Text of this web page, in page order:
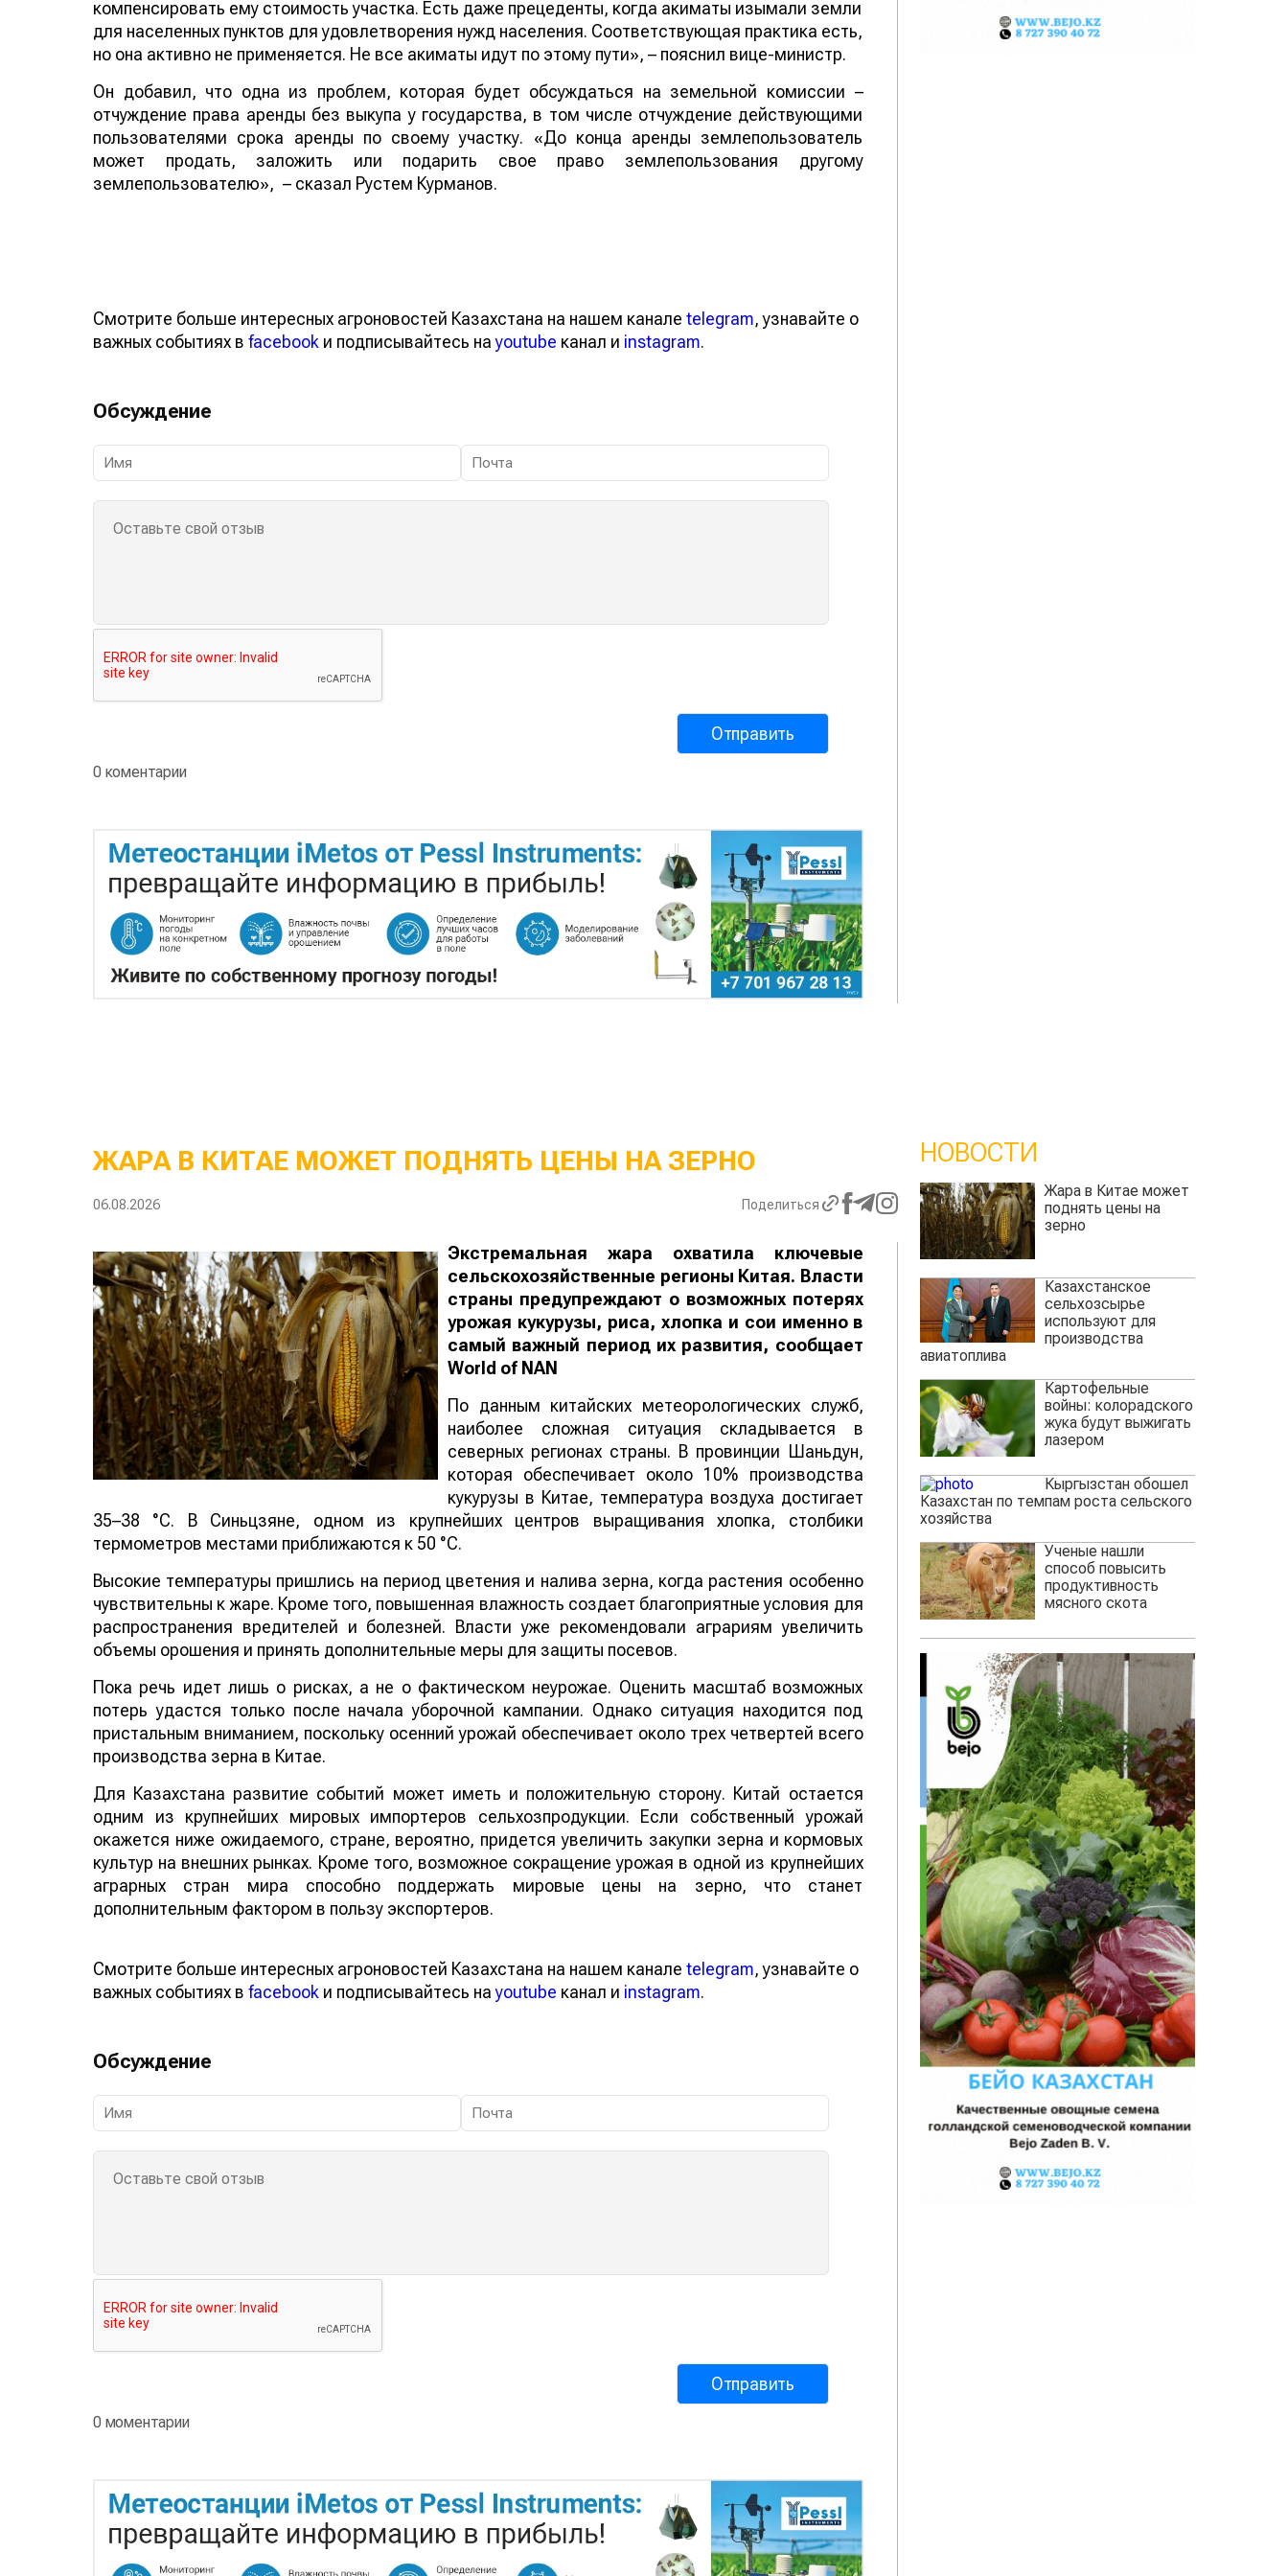
компенсировать ему стоимость участка. Есть даже прецеденты, когда акиматы изымали земли
для населенных пунктов для удовлетворения нужд населения. Соответствующая практика есть,
но она активно не применяется. Не все акиматы идут по этому пути», – пояснил вице-министр.
Он добавил, что одна из проблем, которая будет обсуждаться на земельной комиссии –
отчуждение права аренды без выкупа у государства, в том числе отчуждение действующими
пользователями срока аренды по своему участку. «До конца аренды землепользователь
может продать, заложить или подарить свое право землепользования другому
землепользователю», – сказал Рустем Курманов.
Смотрите больше интересных агроновостей Казахстана на нашем канале telegram, узнавайте о
важных событиях в facebook и подписывайтесь наyoutube канал и instagram.
Обсуждение
0 коментарии
ЖАРА В КИТАЕ МОЖЕТ ПОДНЯТЬ ЦЕНЫ НА ЗЕРНО
06.08.2026 Поделиться
Экстремальная жара охватила ключевые
сельскохозяйственные регионы Китая. Власти
страны предупреждают о возможных потерях
урожая кукурузы, риса, хлопка и сои именно в
самый важный период их развития, сообщает
World of NAN
По данным китайских метеорологических служб,
наиболее сложная ситуация складывается в
северных регионах страны. В провинции Шаньдун,
которая обеспечивает около 10% производства
кукурузы в Китае, температура воздуха достигает
35–38 °C. В Синьцзяне, одном из крупнейших центров выращивания хлопка, столбики
термометров местами приближаются к 50 °C.
Высокие температуры пришлись на период цветения и налива зерна, когда растения особенно
чувствительны к жаре. Кроме того, повышенная влажность создает благоприятные условия для
распространения вредителей и болезней. Власти уже рекомендовали аграриям увеличить
объемы орошения и принять дополнительные меры для защиты посевов.
Пока речь идет лишь о рисках, а не о фактическом неурожае. Оценить масштаб возможных
потерь удастся только после начала уборочной кампании. Однако ситуация находится под
пристальным вниманием, поскольку осенний урожай обеспечивает около трех четвертей всего
производства зерна в Китае.
Для Казахстана развитие событий может иметь и положительную сторону. Китай остается
одним из крупнейших мировых импортеров сельхозпродукции. Если собственный урожай
окажется ниже ожидаемого, стране, вероятно, придется увеличить закупки зерна и кормовых
культур на внешних рынках. Кроме того, возможное сокращение урожая в одной из крупнейших
аграрных стран мира способно поддержать мировые цены на зерно, что станет
дополнительным фактором в пользу экспортеров.
Смотрите больше интересных агроновостей Казахстана на нашем канале telegram, узнавайте о
важных событиях в facebook и подписывайтесь наyoutube канал и instagram.
Обсуждение
0 моментарии
НОВОСТИ
Жара в Китае может
поднять цены на
зерно
Казахстанское
сельхозсырье
используют для
производства
авиатоплива
Картофельные
войны: колорадского
жука будут выжигать
лазером
Кыргызстан обошел
Казахстан по темпам роста сельского
хозяйства
Ученые нашли
способ повысить
продуктивность
мясного скота